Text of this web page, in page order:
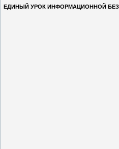
ЕДИНЫЙ УРОК ИНФОРМАЦИОННОЙ